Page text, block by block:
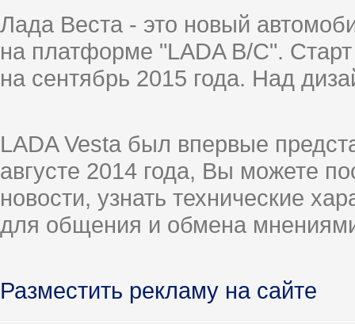
Лада Веста - это новый
на платформе "LADA B/C".
на сентябрь 2015 года. Над
LADA Vesta был впервые
августе 2014 года, Вы можете
новости, узнать технические
для общения и обмена
Разместить рекламу на сайте